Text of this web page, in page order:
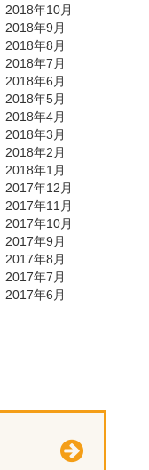
2018年10月
2018年9月
2018年8月
2018年7月
2018年6月
2018年5月
2018年4月
2018年3月
2018年2月
2018年1月
2017年12月
2017年11月
2017年10月
2017年9月
2017年8月
2017年7月
2017年6月